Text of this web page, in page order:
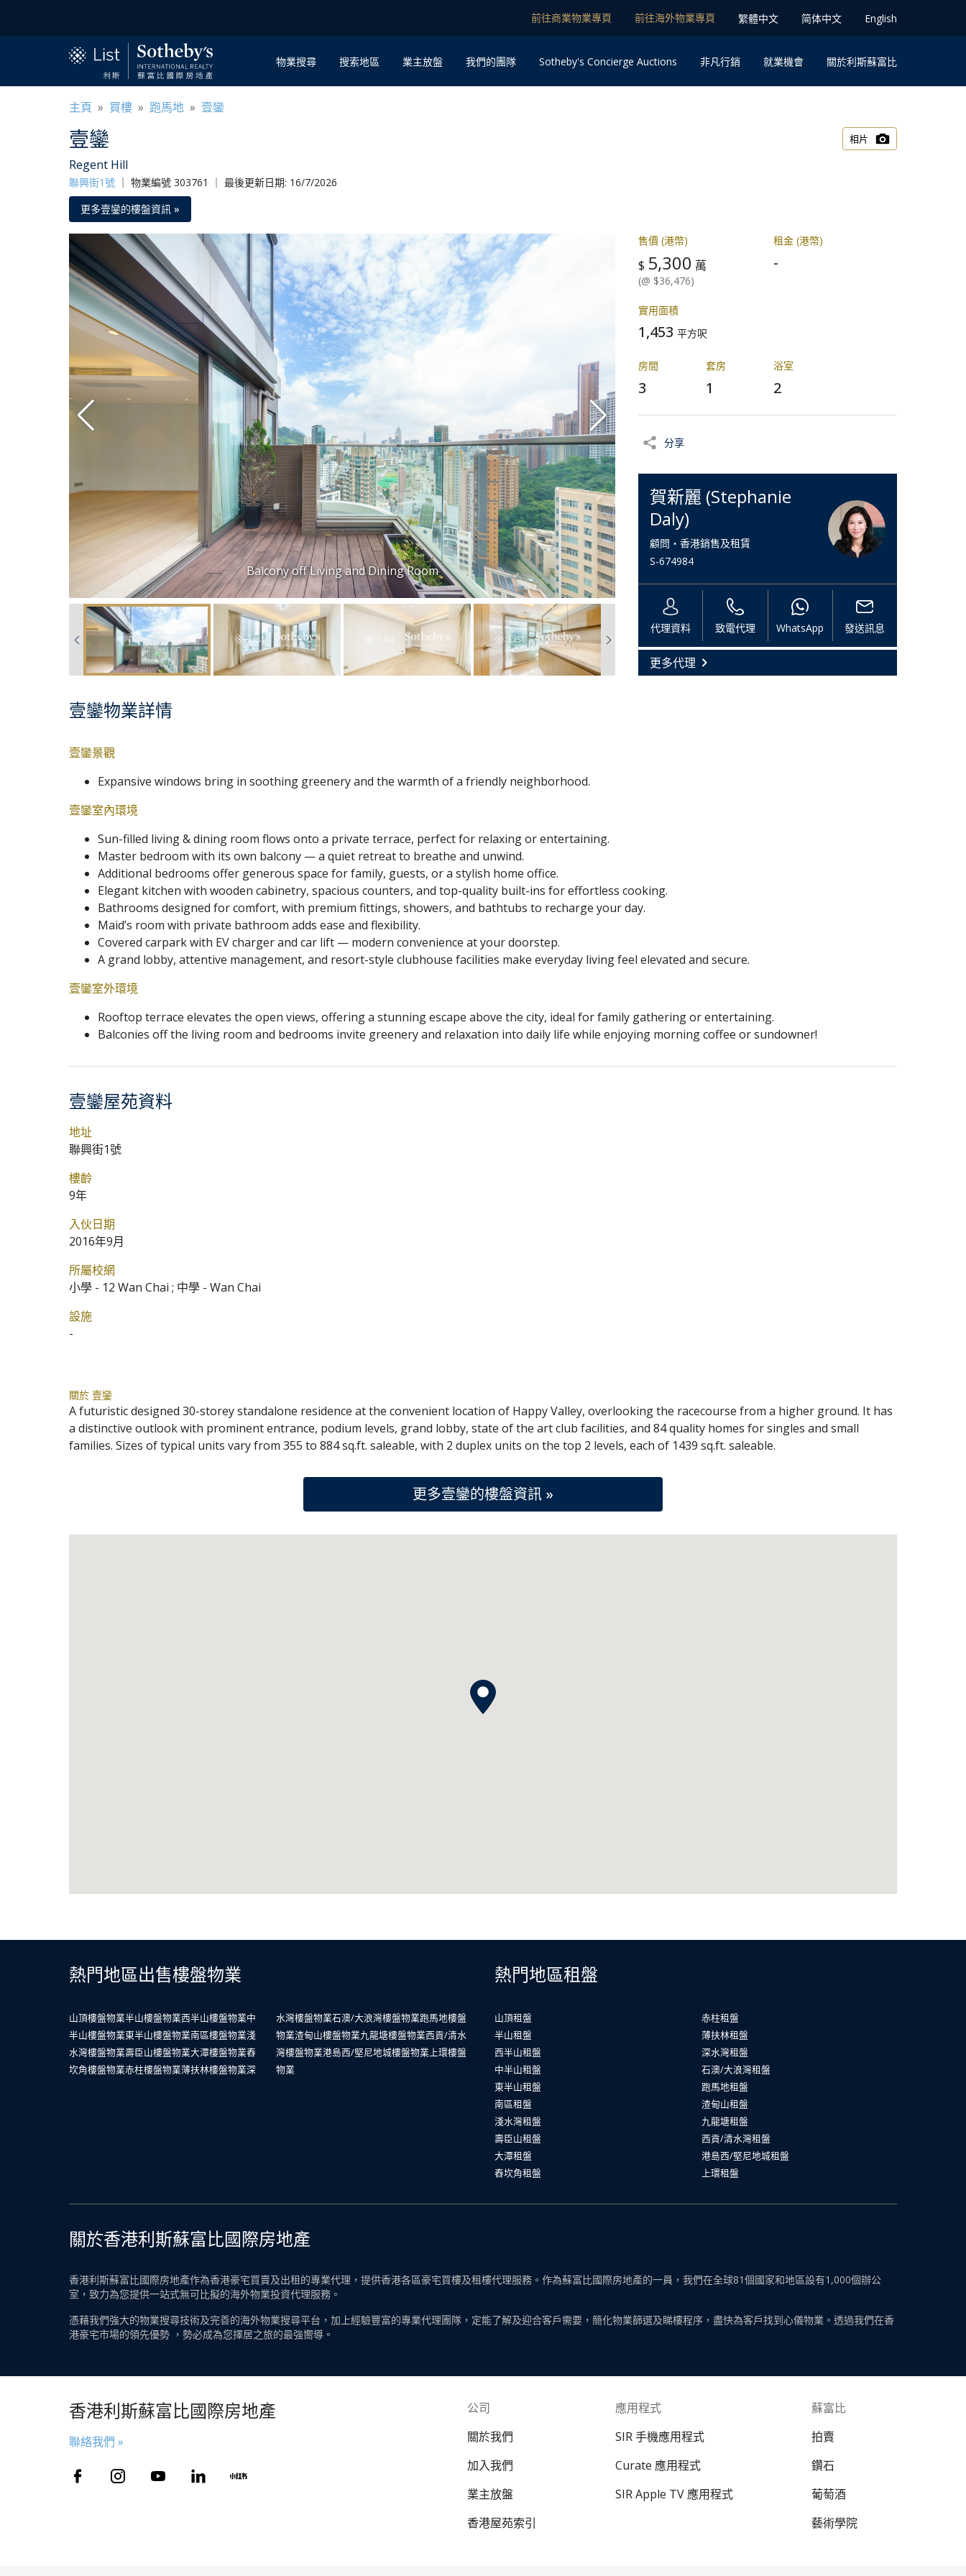
前往商業物業專頁 前往海外物業專⾴ 䌓體中文 简体中⽂ English
物業搜尋 搜索地區 業主放盤 我們的團隊 Sotheby's Concierge Auctions ⾮凡⾏銷 就業機會 關於利斯蘇富比
主頁 » 買樓 » 跑馬地 » 壹鑾
相片
壹鑾
Regent Hill
聯興街1號 ｜ 物業編號 303761 ｜ 最後更新日期: 16/7/2026
更多壹鑾的樓盤資訊 »
售價 (港幣)
$ 5,300 萬
(@ $36,476)
租金 (港幣)
-
實用面積
1,453 平方呎
房間
3
套房
1
浴室
2
分享
賀新麗 (Stephanie
Daly)
顧問・香港銷售及租賃
S-674984
代理資料 致電代理 WhatsApp 發送訊息
更多代理
壹鑾物業詳情
壹鑾景觀
Expansive windows bring in soothing greenery and the warmth of a friendly neighborhood.
壹鑾室內環境
Sun-filled living & dining room flows onto a private terrace, perfect for relaxing or entertaining.
Master bedroom with its own balcony — a quiet retreat to breathe and unwind.
Additional bedrooms offer generous space for family, guests, or a stylish home office.
Elegant kitchen with wooden cabinetry, spacious counters, and top-quality built-ins for effortless cooking.
Bathrooms designed for comfort, with premium fittings, showers, and bathtubs to recharge your day.
Maid’s room with private bathroom adds ease and flexibility.
Covered carpark with EV charger and car lift — modern convenience at your doorstep.
A grand lobby, attentive management, and resort-style clubhouse facilities make everyday living feel elevated and secure.
壹鑾室外環境
Rooftop terrace elevates the open views, offering a stunning escape above the city, ideal for family gathering or entertaining.
Balconies off the living room and bedrooms invite greenery and relaxation into daily life while enjoying morning coffee or sundowner!
壹鑾屋苑資料
地址
聯興街1號
樓齡
9年
入伙日期
2016年9月
所屬校網
小學 - 12 Wan Chai ; 中學 - Wan Chai
設施
-
關於 壹鑾
A futuristic designed 30-storey standalone residence at the convenient location of Happy Valley, overlooking the racecourse from a higher ground. It has
a distinctive outlook with prominent entrance, podium levels, grand lobby, state of the art club facilities, and 84 quality homes for singles and small
families. Sizes of typical units vary from 355 to 884 sq.ft. saleable, with 2 duplex units on the top 2 levels, each of 1439 sq.ft. saleable.
更多壹鑾的樓盤資訊 »
熱門地區出售樓盤物業
山頂樓盤物業半山樓盤物業西半山樓盤物業中
半山樓盤物業東半山樓盤物業南區樓盤物業淺
水灣樓盤物業壽臣山樓盤物業大潭樓盤物業舂
坎角樓盤物業赤柱樓盤物業薄扶林樓盤物業深
水灣樓盤物業石澳/大浪灣樓盤物業跑馬地樓盤
物業渣甸山樓盤物業九龍塘樓盤物業西貢/清水
灣樓盤物業港島西/堅尼地城樓盤物業 上環樓盤
物業
熱門地區租盤
山頂租盤
半山租盤
西半山租盤
中半山租盤
東半山租盤
南區租盤
淺水灣租盤
壽臣山租盤
大潭租盤
舂坎角租盤
赤柱租盤
薄扶林租盤
深水灣租盤
石澳/大浪灣租盤
跑馬地租盤
渣甸山租盤
九龍塘租盤
西貢/清水灣租盤
港島西/堅尼地城租盤
上環租盤
關於香港利斯蘇富比國際房地產
香港利斯蘇富比國際房地產作為香港豪宅買賣及出租的專業代理，提供香港各區豪宅買樓及租樓代理服務。作為蘇富比國際房地產的一員，我們在全球81個國家和地區設有1,000個辦公
室，致力為您提供一站式無可比擬的海外物業投資代理服務。
憑藉我們強大的物業搜尋技術及完善的海外物業搜尋平台，加上經驗豐富的專業代理團隊，定能了解及迎合客戶需要，簡化物業篩選及睇樓程序，盡快為客戶找到心儀物業。透過我們在香
港豪宅市場的領先優勢 ，勢必成為您擇居之旅的最強嚮導。
香港利斯蘇富比國際房地產
聯絡我們 »
公司
關於我們
加入我們
業主放盤
香港屋苑索引
應用程式
SIR 手機應用程式
Curate 應用程式
SIR Apple TV 應用程式
蘇富比
拍賣
鑽石
葡萄酒
藝術學院